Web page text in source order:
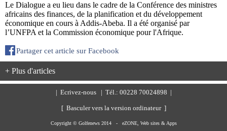
Le Dialogue a eu lieu dans le cadre de la Conférence des ministres
africains des finances, de la planification et du développement
économique en cours à Addis-Abeba. Il a été organisé par
l’UNFPA et la Commission économique pour l'Afrique.
Partager cet article sur Facebook
+ Plus d'articles
Ecrivez-nous | Tél.: 00228 70024898 |
[ Basculer vers la version ordinateur ]
Copyright © Golfenews 2014 - eZONE, Web sites & Apps